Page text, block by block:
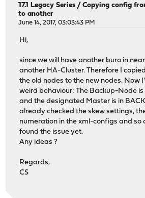
17.1 Legacy Series /Copying config
to another
June 14, 2017, 03:03:43 PM
Hi,
since we will have another buro in
another HA-Cluster. Therefore I
the old nodes to the new nodes. Now
weird behaviour: The Backup-Node is
and the designated Master is in
already checked the skew settings,
numeration in the xml-configs and so
found the issue yet.
Any ideas ?
Regards,
CS